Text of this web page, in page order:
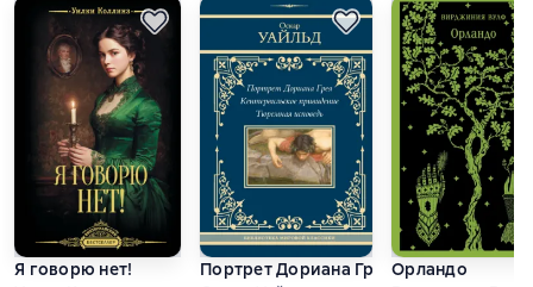
Я говорю нет!
Портрет Дориана Грея.Орландо